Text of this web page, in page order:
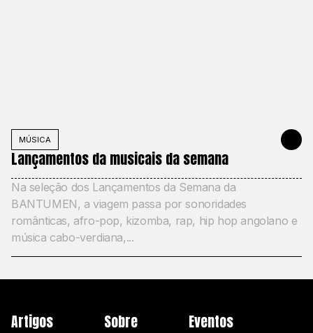
MÚSICA MAY 30,
Lançamentos da musicais da semana
Na seleção dos Lançamentos da Semana da
BANTUMEN, a viagem passa por sonoridades
românticas, afro-pop, kizomba, rap, hip hop angolano e
música cabo-verdiana,...
Artigos Sobre Eventos